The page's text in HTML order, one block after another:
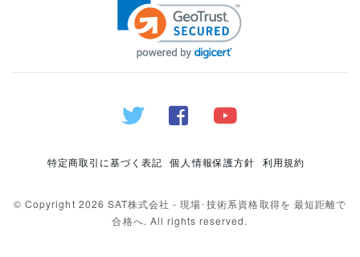
特定商取引に基づく表記 個人情報保護方針 利用規約
© Copyright 2026 SAT株式会社 - 現場･技術系資格取得を 最短距離で
合格へ. All rights reserved.